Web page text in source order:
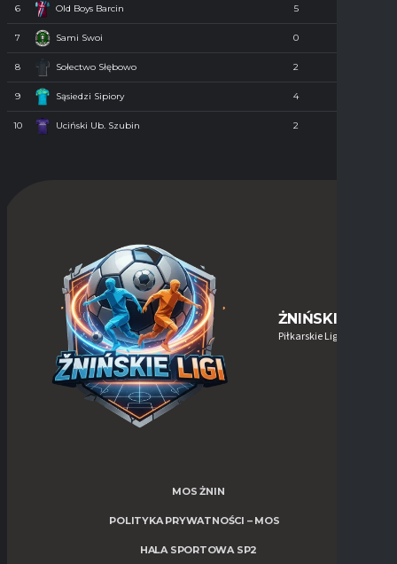
6 Old Boys Barcin 5
7 Sami Swoi 0
8 Sołectwo Słębowo 2
9 Sąsiedzi Sipiory 4
10 Uciński Ub. Szubin 2
ŻNIŃSKIE-LIGI
Piłkarskie Ligi w Żninie
MOS ŻNIN
POLITYKA PRYWATNOŚCI – MOS
HALA SPORTOWA SP2